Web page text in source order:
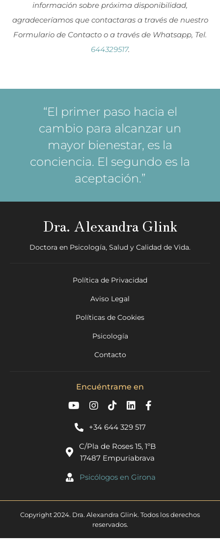
información sobre próxima disponibilidad,
agradeceríamos que contactaras a través de nuestro
Formulario de Contacto o a través de Whatsapp, Tel.
644329517.
“El primer paso hacia el
cambio para alcanzar un
mayor bienestar, es la
conciencia. El segundo es la
aceptación.”
Dra. Alexandra Glink
Doctora en Psicología, Salud y Calidad de Vida.
Política de Privacidad
Aviso Legal
Políticas de Cookies
Psicología
Contacto
Encuéntrame en
+34 644 329 517
C/Pla de Roses 15, 1ºB
17487 Empuriabrava
Psicólogos en Girona​
Copyright 2024. Dra. Alexandra Glink. Todos los derechos
reservados.